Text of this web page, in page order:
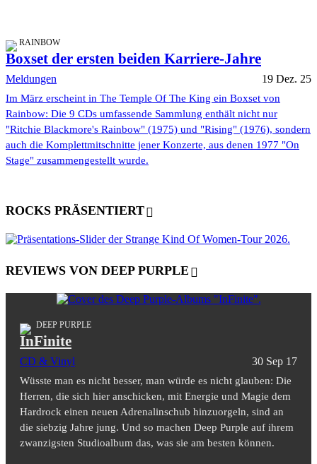
RAINBOW
Boxset der ersten beiden Karriere-Jahre
Meldungen 19 Dez. 25
Im März erscheint in The Temple Of The King ein Boxset von
Rainbow: Die 9 CDs umfassende Sammlung enthält nicht nur
"Ritchie Blackmore's Rainbow" (1975) und "Rising" (1976), sondern
auch die Komplettmitschnitte jener Konzerte, aus denen 1977 "On
Stage" zusammengestellt wurde.
ROCKS PRÄSENTIERT
REVIEWS VON DEEP PURPLE
DEEP PURPLE
InFinite
CD & Vinyl 30 Sep 17
Wüsste man es nicht besser, man würde es nicht glauben: Die
Herren, die sich hier anschicken, mit Energie und Magie dem
Hardrock einen neuen Adrenalinschub hinzuorgeln, sind an
die siebzig Jahre jung. Und so machen Deep Purple auf ihrem
zwanzigsten Studioalbum das, was sie am besten können.